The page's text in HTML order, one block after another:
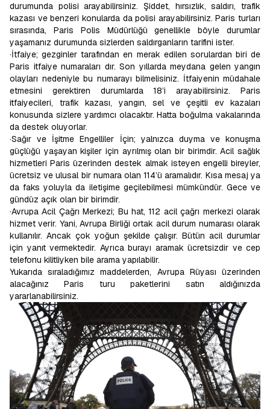
durumunda polisi arayabilirsiniz. Şiddet, hırsızlık, saldırı, trafik
kazası ve benzeri konularda da polisi arayabilirsiniz. Paris turları
sırasında, Paris Polis Müdürlüğü genellikle böyle durumlar
yaşamanız durumunda sizlerden saldırganların tarifini ister.
·İtfaiye; gezginler tarafından en merak edilen sorulardan biri de
Paris itfaiye numaraları dır. Son yıllarda meydana gelen yangın
olayları nedeniyle bu numarayı bilmelisiniz. İtfaiyenin müdahale
etmesini gerektiren durumlarda 18’i arayabilirsiniz. Paris
itfaiyecileri, trafik kazası, yangın, sel ve çeşitli ev kazaları
konusunda sizlere yardımcı olacaktır. Hatta boğulma vakalarında
da destek oluyorlar.
·Sağır ve İşitme Engelliler İçin; yalnızca duyma ve konuşma
güçlüğü yaşayan kişiler için ayrılmış olan bir birimdir. Acil sağlık
hizmetleri Paris üzerinden destek almak isteyen engelli bireyler,
ücretsiz ve ulusal bir numara olan 114’ü aramalıdır. Kısa mesaj ya
da faks yoluyla da iletişime geçilebilmesi mümkündür. Gece ve
gündüz açık olan bir birimdir.
·Avrupa Acil Çağrı Merkezi; Bu hat, 112 acil çağrı merkezi olarak
hizmet verir. Yani, Avrupa Birliği ortak acil durum numarası olarak
kullanılır. Ancak çok yoğun şekilde çalışır. Bütün acil durumlar
için yanıt vermektedir. Ayrıca burayı aramak ücretsizdir ve cep
telefonu kilitliyken bile arama yapılabilir.
Yukarıda sıraladığımız maddelerden, Avrupa Rüyası üzerinden
alacağınız Paris turu paketlerini satın aldığınızda
yararlanabilirsiniz.